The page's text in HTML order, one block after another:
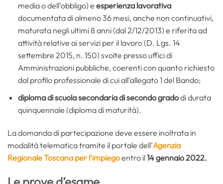
media o dell’obbligo) e esperienza lavorativa
documentata di almeno 36 mesi, anche non continuativi,
maturata negli ultimi 8 anni (dal 2/12/2013) e riferita ad
attività relative ai servizi per il lavoro (D. Lgs. 14
settembre 2015, n. 150) svolte presso uffici di
Amministrazioni pubbliche, coerenti con quanto richiesto
dal profilo professionale di cui all’allegato 1 del Bando;
diploma di scuola secondaria di secondo gradodi durata
quinquennale (diploma di maturità).
La domanda di partecipazione deve essere inoltrata in
modalità telematica tramite il portale dell’Agenzia
Regionale Toscana per l’impiegoentro il14 gennaio 2022.